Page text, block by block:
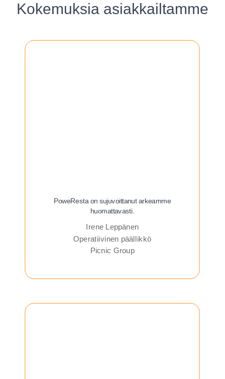
Kokemuksia asiakkailtamme
PoweResta on sujuvoittanut arkeamme
huomattavasti.
Irene Leppänen
Operatiivinen päällikkö
Picnic Group